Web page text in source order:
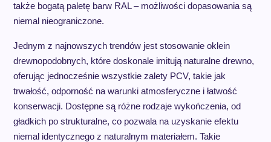
także bogatą paletę barw RAL – możliwości dopasowania są
niemal nieograniczone.
Jednym z najnowszych trendów jest stosowanie oklein
drewnopodobnych, które doskonale imitują naturalne drewno,
oferując jednocześnie wszystkie zalety PCV, takie jak
trwałość, odporność na warunki atmosferyczne i łatwość
konserwacji. Dostępne są różne rodzaje wykończenia, od
gładkich po strukturalne, co pozwala na uzyskanie efektu
niemal identycznego z naturalnym materiałem. Takie